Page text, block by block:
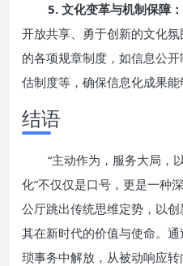
5. 文化变革与机制保障：
开放共享、勇于创新的文化
的各项规章制度，如信息公
估制度等，确保信息化成果能
结语
“主动作为，服务大局，
化”不仅仅是口号，更是一种
公厅跳出传统思维定势，以
其在新时代的价值与使命。
琐事务中解放，从被动响应